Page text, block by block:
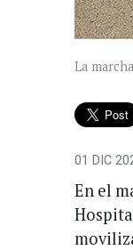
La
01 DIC
En el